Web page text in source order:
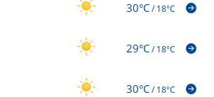
30°C/18°C
29°C/18°C
30°C/18°C